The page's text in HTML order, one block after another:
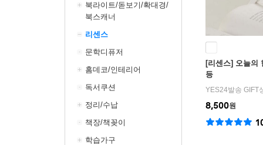
북라이트/돋보기/확대경/
북스캐너
리센스
문학디퓨저
홈데코/인테리어
독서쿠션
정리/수납
책장/책꽂이
학습가구
[리센스] 오늘의
등
YES24발송 GIFT
8,500원